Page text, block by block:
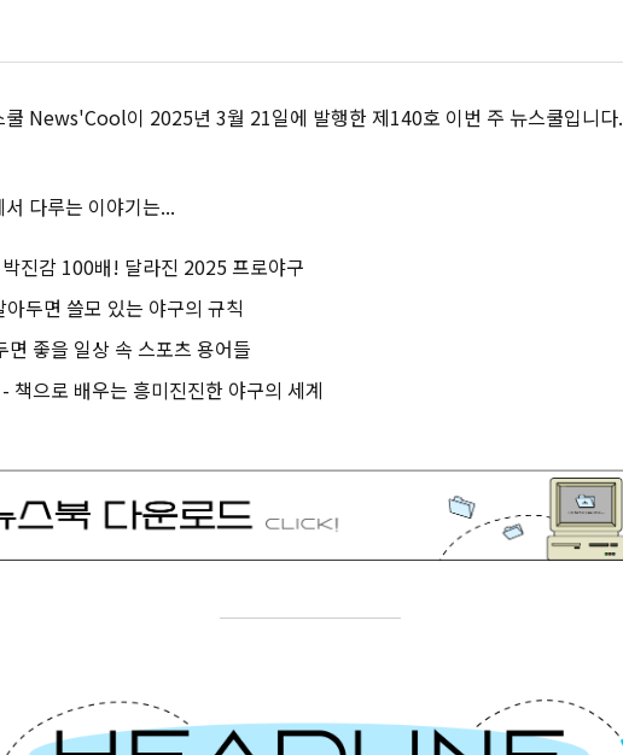
쿨 News'Cool이 2025년 3월 21일에 발행한 제140호 이번 주 뉴스쿨입니다.‌
다루는 이야기는...
진감 100배! 달라진 2025 프로야구
두면 쓸모 있는 야구의 규칙
면 좋을 일상 속 스포츠 용어들
책으로 배우는 흥미진진한 야구의 세계